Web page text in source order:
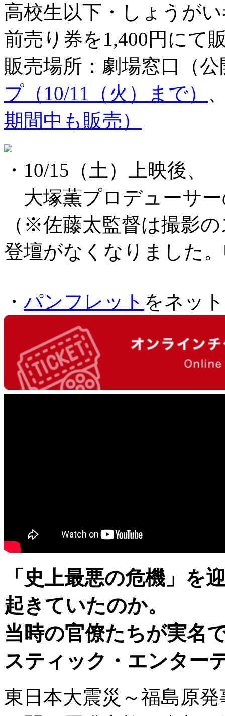
高校生以下・しょうがい
前売り券を1,400円にて
販売場所：劇場窓口（
プ（10/11（火）まで）
期間中も販売）
・10/15（土）上映後、
大塚薫プロデューサー
（※佐藤太監督は撮影
登壇がなくなりました
・ パンフレット をネッ
「史上最悪の危機」を
起きていたのか。
当時の官僚たちが実名
スティック・エンター
東日本大震災～福島原